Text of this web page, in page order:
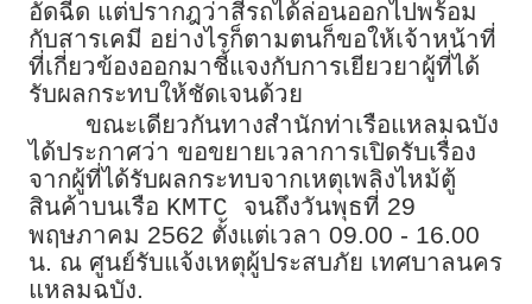
อัดฉีด แต่ปรากฎว่าสีรถได้ล่อนออกไปพร้อม
กับสารเคมี อย่างไรก็ตามตนก็ขอให้เจ้าหน้าที่
ที่เกี่ยวข้องออกมาชี้แจงกับการเยียวยาผู้ที่ได้
รับผลกระทบให้ชัดเจนด้วย
ขณะเดียวกันทางสำนักท่าเรือแหลมฉบัง
ได้ประกาศว่า ขอขยายเวลาการเปิดรับเรื่อง
จากผู้ที่ได้รับผลกระทบจากเหตุเพลิงไหม้ตู้
สินค้าบนเรือ KMTC จนถึงวันพุธที่ 29
พฤษภาคม 2562 ตั้งแต่เวลา 09.00 - 16.00
น. ณ ศูนย์รับแจ้งเหตุผู้ประสบภัย เทศบาลนคร
แหลมฉบัง.